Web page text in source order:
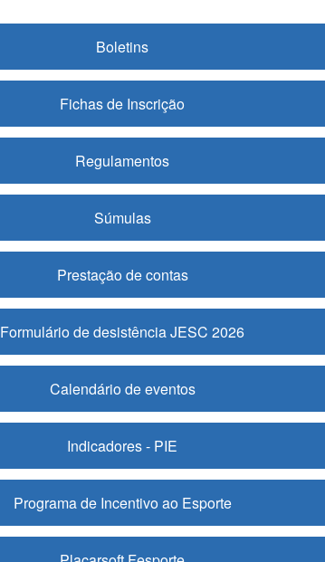
Boletins
Fichas de Inscrição
Regulamentos
Súmulas
Prestação de contas
Formulário de desistência JESC 2026
Calendário de eventos
Indicadores - PIE
Programa de Incentivo ao Esporte